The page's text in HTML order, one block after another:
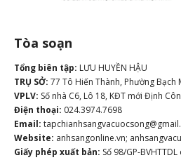
Tòa soạn
Tổng biên tập: LƯU HUYỀN HẬU
TRỤ SỞ: 77 Tô Hiến Thành, Phường Bạch
VPLV: Số nhà C6, Lô 18, KĐT mới Định
Điện thoại: 024.3974.7698
Email:
Website: anhsangonline.vn;
Giấy phép xuất bản: Số 98/GP-